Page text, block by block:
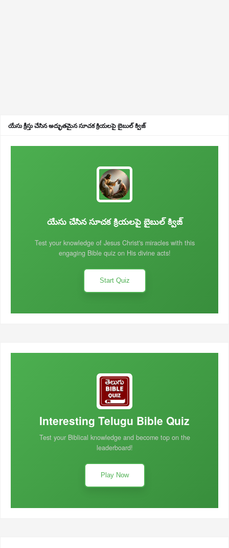
యేసు క్రీస్తు చేసిన అద్భుతమైన సూచక క్రియలపై బైబుల్ క్విజ్
యేసు చేసిన సూచక క్రియలపై బైబుల్ క్విజ్
Test your knowledge of Jesus Christ's miracles with this
engaging Bible quiz on His divine acts!
Start Quiz
Interesting Telugu Bible Quiz
Test your Biblical knowledge and become top on the
leaderboard!
Play Now